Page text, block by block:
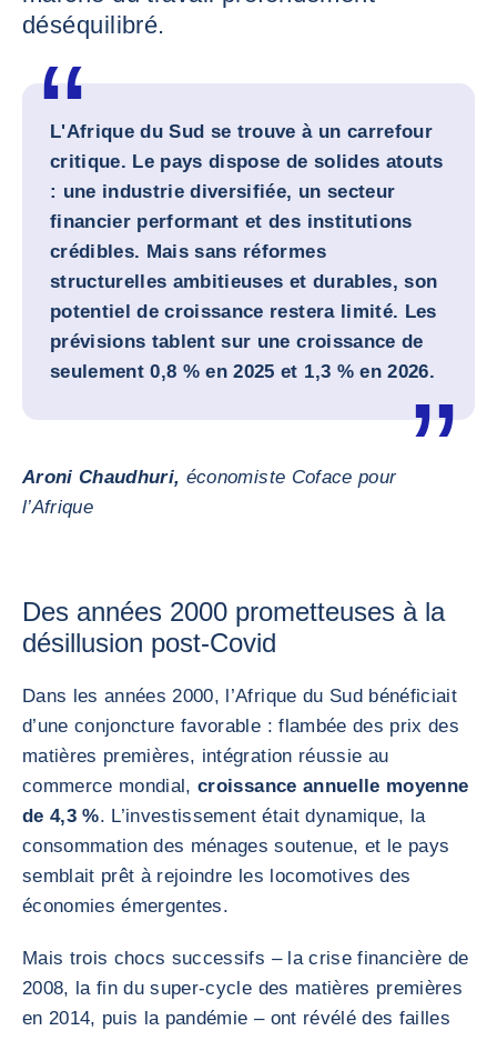
déséquilibré.
L'Afrique du Sud se trouve à un carrefour
critique. Le pays dispose de solides atouts
: une industrie diversifiée, un secteur
financier performant et des institutions
crédibles. Mais sans réformes
structurelles ambitieuses et durables, son
potentiel de croissance restera limité. Les
prévisions tablent sur une croissance de
seulement 0,8 % en 2025 et 1,3 % en 2026.
Aroni Chaudhuri, économiste Coface pour
l’Afrique
Des années 2000 prometteuses à la
désillusion post-Covid
Dans les années 2000, l’Afrique du Sud bénéficiait
d’une conjoncture favorable : flambée des prix des
matières premières, intégration réussie au
commerce mondial,croissance annuelle moyenne
de 4,3 %. L’investissement était dynamique, la
consommation des ménages soutenue, et le pays
semblait prêt à rejoindre les locomotives des
économies émergentes.
Mais trois chocs successifs – la crise financière de
2008, la fin du super-cycle des matières premières
en 2014, puis la pandémie – ont révélé des failles